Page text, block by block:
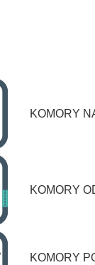
KOMORY
KOMORY
KOMORY